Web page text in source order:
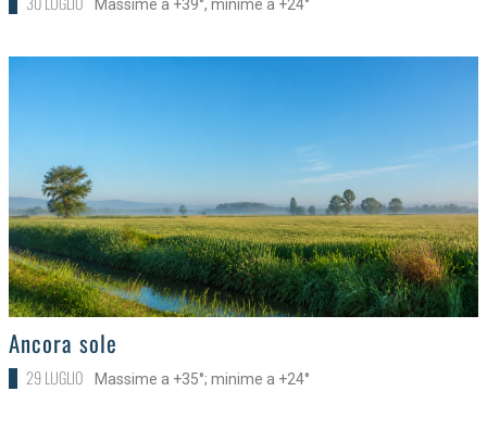
Massime a +39°, minime a +24°
>
Ancora sole
29 LUGLIO Massime a +35°; minime a +24°